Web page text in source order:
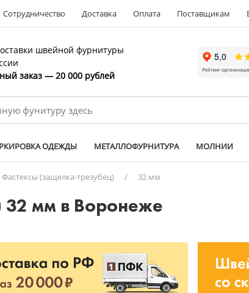
Сотрудничество Доставка Оплата Поставщикам
швейной фурнитуры
заказ — 20 000 рублей
ОДЕЖДЫ МЕТАЛЛОФУРНИТУРА МОЛНИИ
Фастексы (защелка-трезубец) / 32 мм
мм в Воронеже